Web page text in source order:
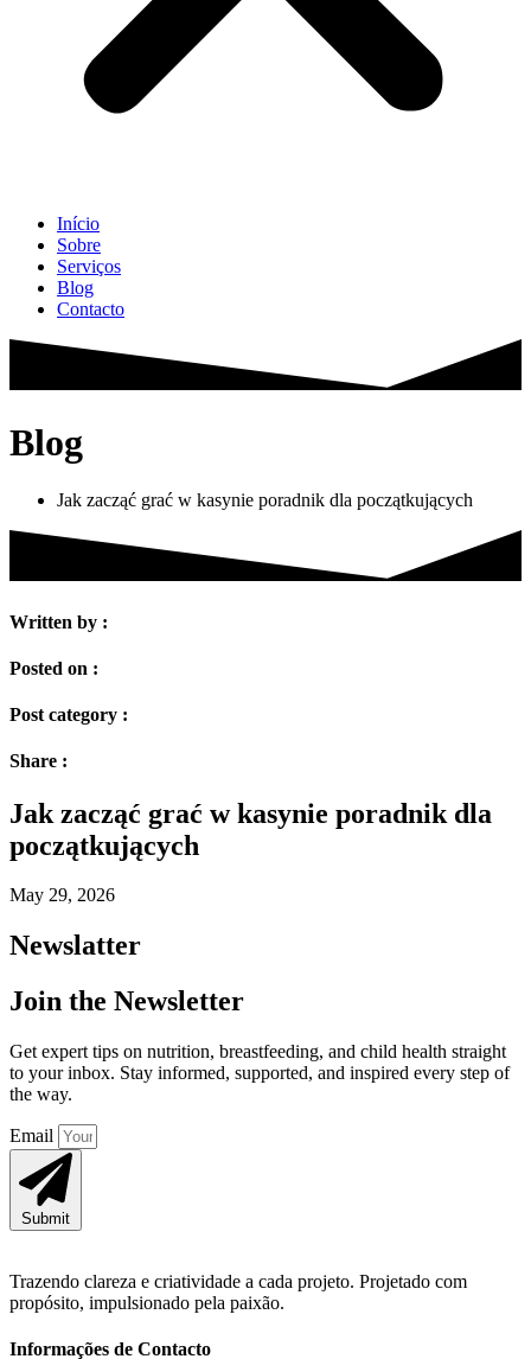
Início
Sobre
Serviços
Blog
Contacto
Blog
Jak zacząć grać w kasynie poradnik dla początkujących
Written by :
Posted on :
Post category :
Share :
Jak zacząć grać w kasynie poradnik dla
początkujących
May 29, 2026
Newslatter
Join the Newsletter
Get expert tips on nutrition, breastfeeding, and child health straight
to your inbox. Stay informed, supported, and inspired every step of
the way.
Email
Submit
Trazendo clareza e criatividade a cada projeto. Projetado com
propósito, impulsionado pela paixão.
Informações de Contacto